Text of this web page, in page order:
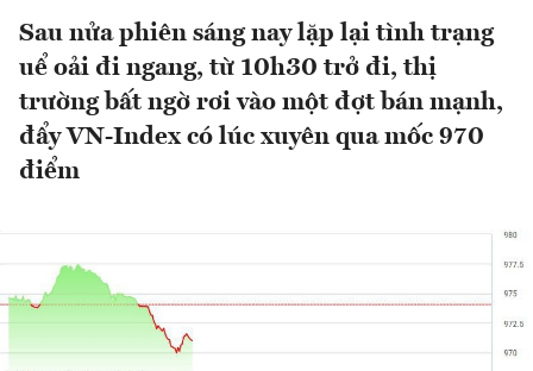
Sau nửa phiên sáng nay lặp lại tình trạng
uể oải đi ngang, từ 10h30 trở đi, thị
trường bất ngờ rơi vào một đợt bán mạnh,
đẩy VN-Index có lúc xuyên qua mốc 970
điểm